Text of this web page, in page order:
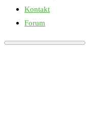
Kontakt
Forum